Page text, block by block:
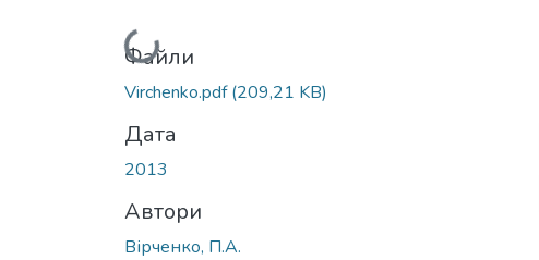
Вантажиться...
Файли
Virchenkо.pdf(209,21 KB)
Дата
2013
Автори
Вірченко, П.А.